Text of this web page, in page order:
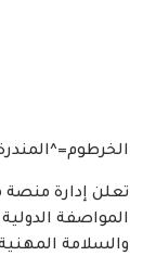
تعلن إدارة منصة
والسلامة